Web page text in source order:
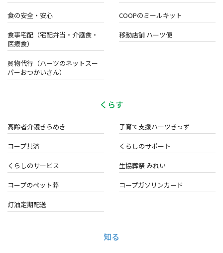
食の安全・安心 COOPのミールキット
食事宅配（宅配弁当・介護食・
医療食）
移動店舗 ハーツ便
買物代行（ハーツのネットスー
パーおつかいさん）
くらす
高齢者介護きらめき 子育て支援ハーツきっず
コープ共済 くらしのサポート
くらしのサービス 生協葬祭 みれい
コープのペット葬 コープガソリンカード
灯油定期配送
知る